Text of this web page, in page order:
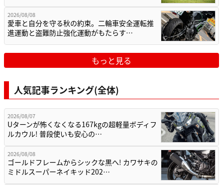
2026/08/08
愛車と自分を守る秋の約束。二輪車安全運転推
進運動と盗難防止強化運動がもたらす…
もっと見る
人気記事ランキング(全体)
2026/08/07
Uターンが怖くなくなる167kgの超軽量ボディフ
ルカウル! 普段使いも安心の…
2026/08/08
ゴールドフレームからシックな黒へ! カワサキの
ミドルスーパーネイキッド202…